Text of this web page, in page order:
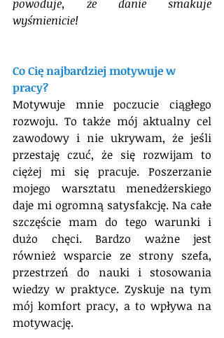
powoduje, że danie smakuje
wyśmienicie!
Co Cię najbardziej motywuje w
pracy?
Motywuje mnie poczucie ciągłego
rozwoju. To także mój aktualny cel
zawodowy i nie ukrywam, że jeśli
przestaję czuć, że się rozwijam to
ciężej mi się pracuje. Poszerzanie
mojego warsztatu menedżerskiego
daje mi ogromną satysfakcję. Na całe
szczęście mam do tego warunki i
dużo chęci. Bardzo ważne jest
również wsparcie ze strony szefa,
przestrzeń do nauki i stosowania
wiedzy w praktyce. Zyskuje na tym
mój komfort pracy, a to wpływa na
motywację.